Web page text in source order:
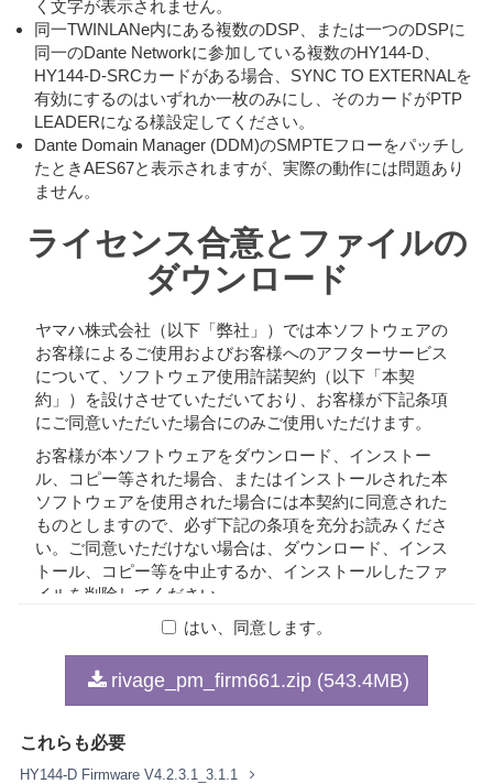
く文字が表示されません。
同一TWINLANe内にある複数のDSP、または一つのDSPに
同一のDante Networkに参加している複数のHY144-D、
HY144-D-SRCカードがある場合、SYNC TO EXTERNALを
有効にするのはいずれか一枚のみにし、そのカードがPTP
LEADERになる様設定してください。
Dante Domain Manager (DDM)のSMPTEフローをパッチし
たときAES67と表示されますが、実際の動作には問題あり
ません。
ライセンス合意とファイルの
ダウンロード
ヤマハ株式会社（以下「弊社」）では本ソフトウェアの
お客様によるご使用およびお客様へのアフターサービス
について、ソフトウェア使用許諾契約（以下「本契
約」）を設けさせていただいており、お客様が下記条項
にご同意いただいた場合にのみご使用いただけます。
お客様が本ソフトウェアをダウンロード、インストー
ル、コピー等された場合、またはインストールされた本
ソフトウェアを使用された場合には本契約に同意された
ものとしますので、必ず下記の条項を充分お読みくださ
い。ご同意いただけない場合は、ダウンロード、インス
トール、コピー等を中止するか、インストールしたファ
イルを削除してください。
1. 著作権および使用許諾
弊社はお客様に対し、本契約に基づいて配布されるプロ
付きで配布され得るそれらのバージョンアップ（以下
「本ソフトウェア」）を、お客様ご自身が所有または管
はい、同意します。
rivage_pm_firm661.zip (543.4MB)
これらも必要
HY144-D Firmware V4.2.3.1_3.1.1